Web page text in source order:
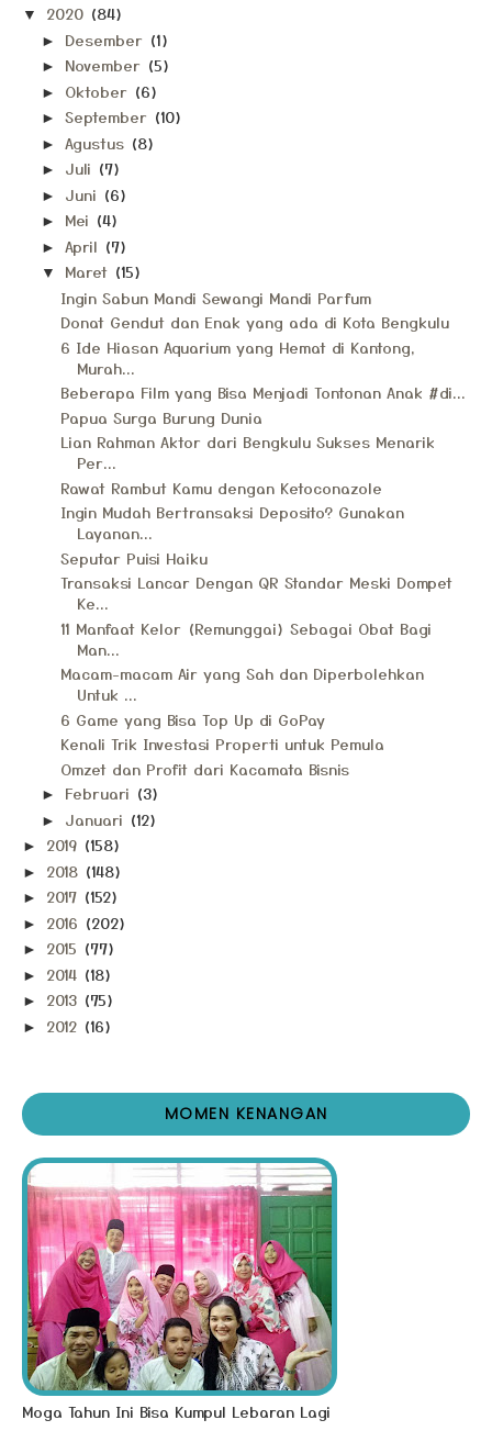
▼ 2020 (84)
► Desember (1)
► November (5)
► Oktober (6)
► September (10)
► Agustus (8)
► Juli (7)
► Juni (6)
► Mei (4)
► April (7)
▼ Maret (15)
Ingin Sabun Mandi Sewangi Mandi Parfum
Donat Gendut dan Enak yang ada di Kota Bengkulu
6 Ide Hiasan Aquarium yang Hemat di Kantong,
Murah...
Beberapa Film yang Bisa Menjadi Tontonan Anak #di...
Papua Surga Burung Dunia
Lian Rahman Aktor dari Bengkulu Sukses Menarik
Per...
Rawat Rambut Kamu dengan Ketoconazole
Ingin Mudah Bertransaksi Deposito? Gunakan
Layanan...
Seputar Puisi Haiku
Transaksi Lancar Dengan QR Standar Meski Dompet
Ke...
11 Manfaat Kelor (Remunggai) Sebagai Obat Bagi
Man...
Macam-macam Air yang Sah dan Diperbolehkan
Untuk ...
6 Game yang Bisa Top Up di GoPay
Kenali Trik Investasi Properti untuk Pemula
Omzet dan Profit dari Kacamata Bisnis
► Februari (3)
► Januari (12)
► 2019 (158)
► 2018 (148)
► 2017 (152)
► 2016 (202)
► 2015 (77)
► 2014 (18)
► 2013 (75)
► 2012 (16)
MOMEN KENANGAN
Moga Tahun Ini Bisa Kumpul Lebaran Lagi